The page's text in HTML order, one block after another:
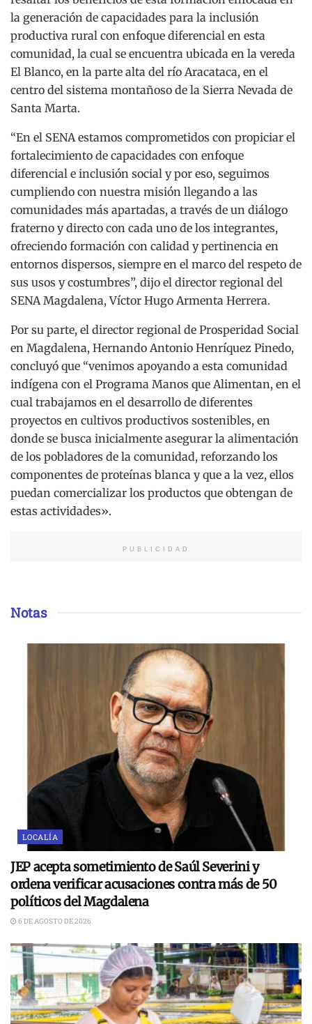
la generación de capacidades para la inclusión
productiva rural con enfoque diferencial en esta
comunidad, la cual se encuentra ubicada en la vereda
El Blanco, en la parte alta del río Aracataca, en el
centro del sistema montañoso de la Sierra Nevada de
Santa Marta.
“En el SENA estamos comprometidos con propiciar el
fortalecimiento de capacidades con enfoque
diferencial e inclusión social y por eso, seguimos
cumpliendo con nuestra misión llegando a las
comunidades más apartadas, a través de un diálogo
fraterno y directo con cada uno de los integrantes,
ofreciendo formación con calidad y pertinencia en
entornos dispersos, siempre en el marco del respeto de
sus usos y costumbres”, dijo el director regional del
SENA Magdalena, Víctor Hugo Armenta Herrera.
Por su parte, el director regional de Prosperidad Social
en Magdalena, Hernando Antonio Henríquez Pinedo,
concluyó que “venimos apoyando a esta comunidad
indígena con el Programa Manos que Alimentan, en el
cual trabajamos en el desarrollo de diferentes
proyectos en cultivos productivos sostenibles, en
donde se busca inicialmente asegurar la alimentación
de los pobladores de la comunidad, reforzando los
componentes de proteínas blanca y que a la vez, ellos
puedan comercializar los productos que obtengan de
estas actividades».
PUBLICIDAD
Notas
LOCALÍA
JEP acepta sometimiento de Saúl Severini y
ordena verificar acusaciones contra más de 50
políticos del Magdalena
6 DE AGOSTO DE 2026